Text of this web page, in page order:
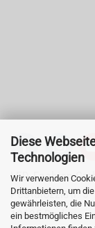
Diese
Technologien
Wir verwenden
Drittanbietern, um
gewährleisten, die
ein bestmögliches
LED-Fashion
Pestalozzistr. 3
10625 Berlin